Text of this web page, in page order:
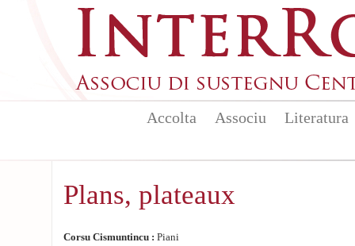
Accolta Associu Literatura
Plans, plateaux
Corsu Cismuntincu : Piani